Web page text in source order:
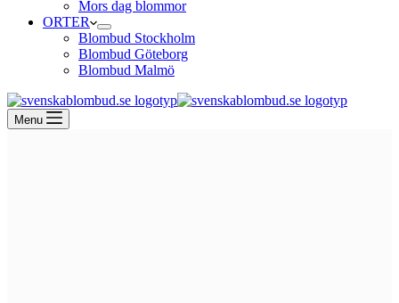
Mors dag blommor
ORTER
Blombud Stockholm
Blombud Göteborg
Blombud Malmö
Menu